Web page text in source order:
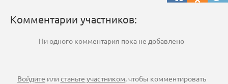
Комментарии участников:
Ни одного комментария пока не добавлено
Войдите илистаньте участником, чтобы комментировать